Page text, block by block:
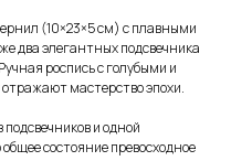
(10×23×5 см) с плавными
два элегантных подсвечника
роспись с голубыми и
мастерство эпохи.
и одной
состояние превосходное